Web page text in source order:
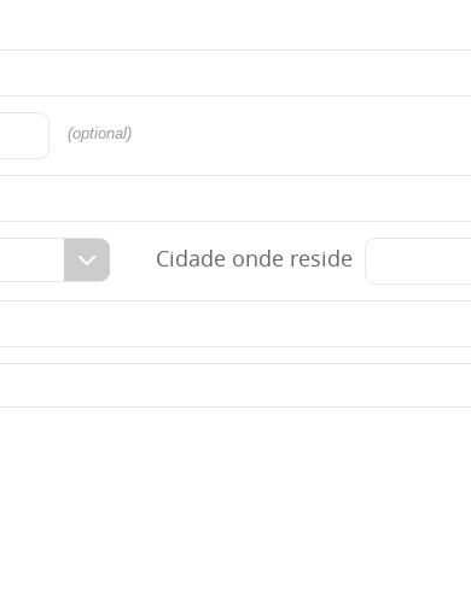
(optional)
Cidade onde reside